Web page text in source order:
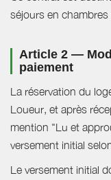
séjours en
Article 2 —
paiement
La réservation du
Loueur, et après
mention "Lu et
versement initial
Le versement initial